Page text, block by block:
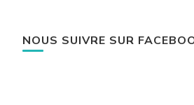
NOUS SUIVRE SUR